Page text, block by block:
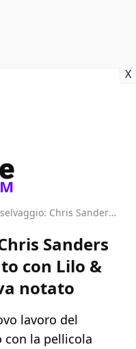
X
Il robot selvaggio: Chris Sanders svela il collegamento con Lilo & Stitch che non aveva notato
Sanders
con Lilo &
notato
lavoro del
con la pellicola